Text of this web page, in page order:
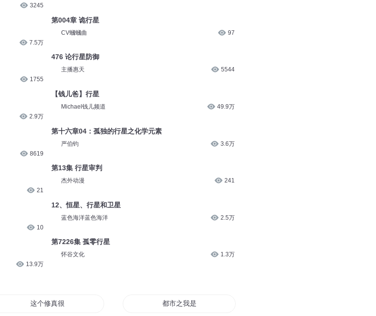
3245
7.5万
1755
2.9万
8619
21
10
13.9万
第004章 诡行星
CV蟈蟈曲 97
476 论行星防御
主播惠天 5544
【钱儿爸】行星
Michael钱儿频道 49.9万
第十六章04：孤独的行星之化学元素
严伯钧 3.6万
第13集 行星审判
杰外动漫 241
12、恒星、行星和卫星
蓝色海洋蓝色海洋 2.5万
第7226集 孤零行星
怀谷文化 1.3万
这个修真很社会 都市之我是社会王